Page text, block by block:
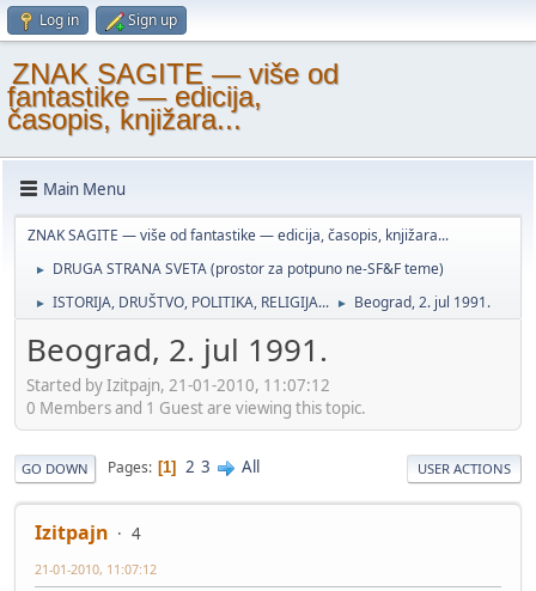
Log in Sign up
ZNAK SAGITE — više od
fantastike — edicija,
časopis, knjižara...
Main Menu
ZNAK SAGITE — više od fantastike — edicija, časopis, knjižara...
► DRUGA STRANA SVETA (prostor za potpuno ne-SF&F teme)
► ISTORIJA, DRUŠTVO, POLITIKA, RELIGIJA... ► Beograd, 2. jul 1991.
Beograd, 2. jul 1991.
Started by Izitpajn, 21-01-2010, 11:07:12
0 Members and 1 Guest are viewing this topic.
GO DOWN Pages 1 2 3 All USER ACTIONS
Izitpajn 4
21-01-2010, 11:07:12